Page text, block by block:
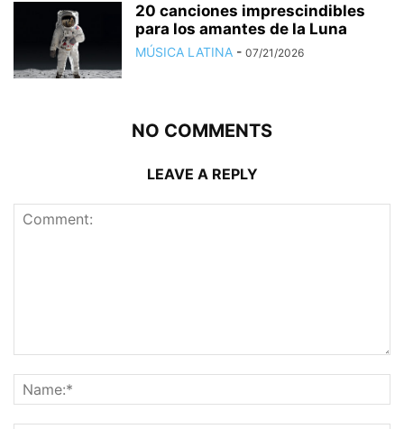
20 canciones imprescindibles
para los amantes de la Luna
MÚSICA LATINA - 07/21/2026
NO COMMENTS
LEAVE A REPLY